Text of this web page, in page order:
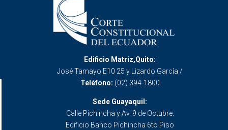
Edificio Matriz,Quito:
José Tamayo E10 25 y Lizardo García /
Teléfono: (02) 394-1800
Sede Guayaquil:
Calle Pichincha y Av. 9 de Octubre.
Edificio Banco Pichincha 6to Piso